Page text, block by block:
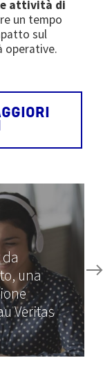
attività di
un tempo
sul
operative.
una
Veritas